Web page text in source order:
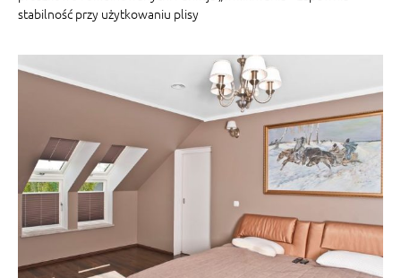
stabilność przy użytkowaniu plisy